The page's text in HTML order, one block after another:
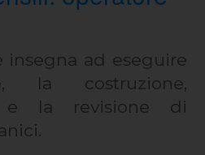
insegna ad eseguire
la costruzione,
e la revisione di